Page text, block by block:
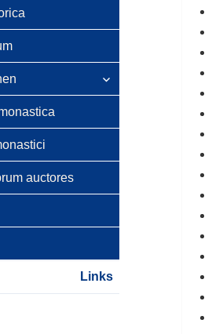
anzeigen
auctores
Links